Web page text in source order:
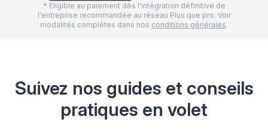
* Eligible au paiement dès l'intégration définitive de
l'entreprise recommandée au réseau Plus que pro. Voir
modalités complètes dans nos conditions générales.
Suivez nos guides et conseils
pratiques en volet